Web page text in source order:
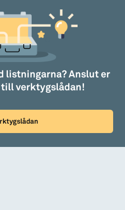
listningarna? Anslut er
verktygslådan!